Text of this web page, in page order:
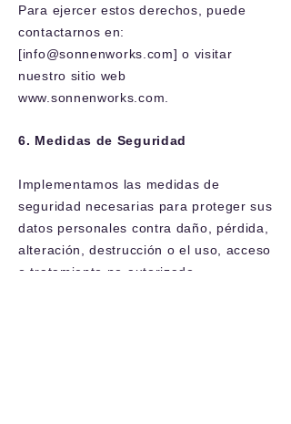
Para ejercer estos derechos, puede
contactarnos en:
[info@sonnenworks.com] o visitar
nuestro sitio web
www.sonnenworks.com
6. Medidas de Seguridad
Implementamos las medidas de
seguridad necesarias para proteger sus
datos personales contra daño, pérdida,
alteración, destrucción o el uso, acceso
o tratamiento no autorizado.